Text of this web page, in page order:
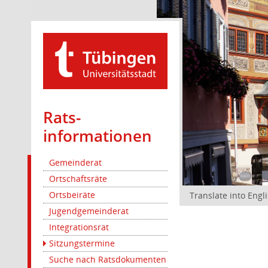
Rats­
informationen
Gemeinderat
Ortschaftsräte
Ortsbeiräte
Jugendgemeinderat
Integrationsrat
Sitzungstermine
Suche nach Ratsdokumenten
Translate into